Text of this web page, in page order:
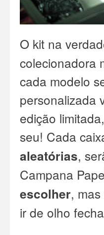
O kit na
colecionadora
cada modelo
personalizada
edição
seu! Cada
aleatórias,
Campana
escolher,
ir de olho